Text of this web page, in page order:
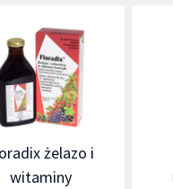
żelazo i
witaminy